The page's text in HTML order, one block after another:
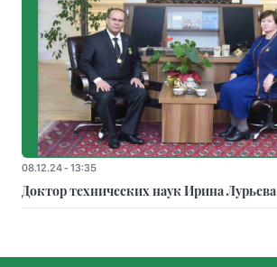
08.12.24 - 13:35
Доктор технических наук Ирина Лурьева